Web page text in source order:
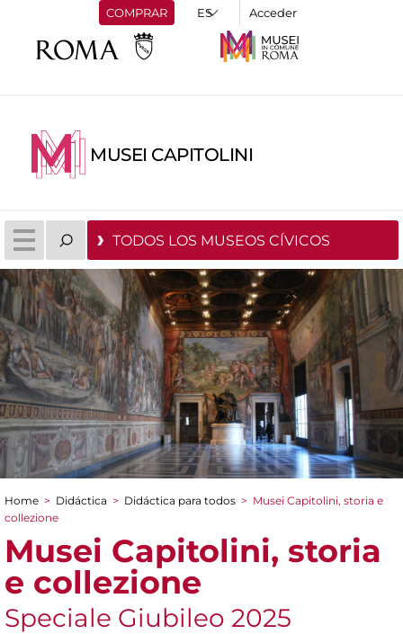
COMPRAR Acceder
MUSEI CAPITOLINI
TODOS LOS MUSEOS CÍVICOS
You are here
Home > Didáctica > Didáctica para todos > Musei Capitolini, storia e
collezione
Musei Capitolini, storia
e collezione
Speciale Giubileo 2025